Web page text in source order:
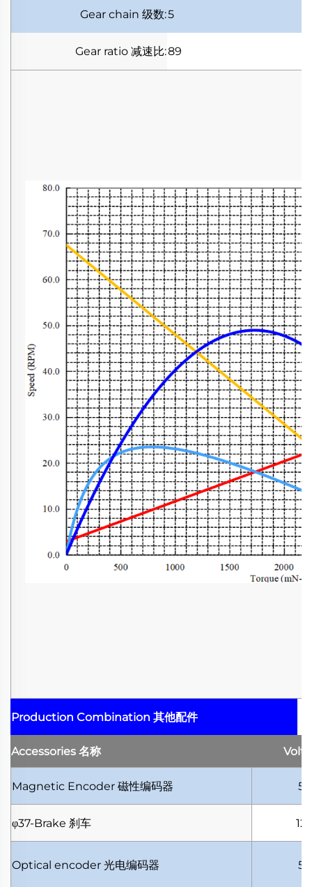
Gear chain 级数:5
Gear ratio 减速比:89
Production Combination 其他配件
Accessories 名称
Magnetic Encoder 磁性编码器
φ37-Brake 刹车
Optical encoder 光电编码器